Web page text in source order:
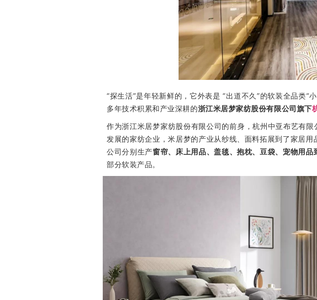
“探生活”是年轻新鲜的，它外表是 “出道不久”的软装全品类
多年技术积累和产业深耕的浙江米居梦家纺股份有限公司旗下
作为浙江米居梦家纺股份有限公司的前身，杭州中亚布艺有
发展的家纺企业，米居梦的产业从纱线、面料拓展到了家居
公司分别生产窗帘、床上用品、盖毯、抱枕、豆袋、宠物用
部分软装产品。